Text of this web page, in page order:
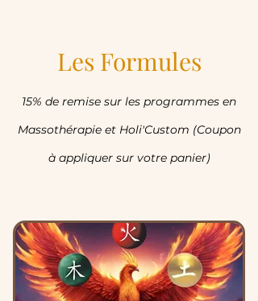
Les Formules
15% de remise sur les programmes en
Massothérapie et Holi'Custom (Coupon
à appliquer sur votre panier)